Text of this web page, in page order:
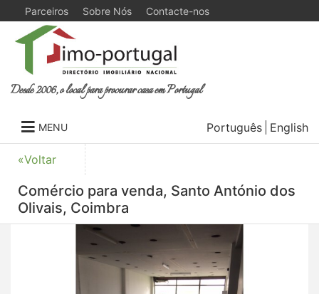
Parceiros Sobre Nós Contacte-nos
Desde 2006, o local para procurar casa em Portugal
MENU Português English
«Voltar
Comércio para venda, Santo António dos
Olivais, Coimbra